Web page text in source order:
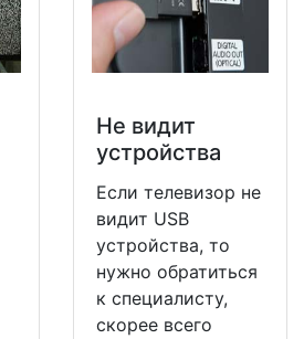
Не видит
устройства
Если телевизор не
видит USB
устройства, то
нужно обратиться
к специалисту,
скорее всего